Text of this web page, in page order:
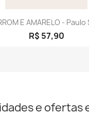
E AMARELO -
R$ 57,90
e ofertas